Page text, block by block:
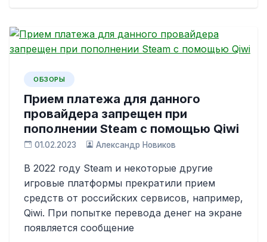
ОБЗОРЫ
Прием платежа для данного
провайдера запрещен при
пополнении Steam с помощью Qiwi
01.02.2023 Александр Новиков
В 2022 году Steam и некоторые другие
игровые платформы прекратили прием
средств от российских сервисов, например,
Qiwi. При попытке перевода денег на экране
появляется сообщение